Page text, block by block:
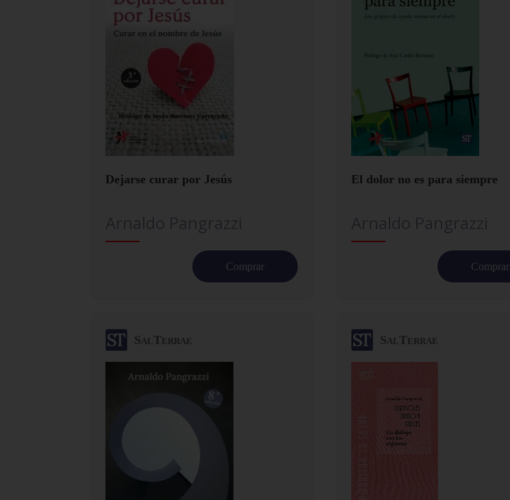
Dejarse curar por Jesús
Comprar
El dolor no es para siempre
Comprar
SalTerrae SalTerrae